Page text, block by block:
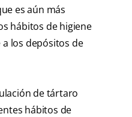
es aún más
hábitos de higiene
los depósitos de
de tártaro
hábitos de